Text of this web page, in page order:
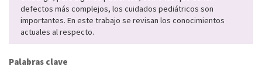
defectos más complejos, los cuidados pediátricos son
importantes. En este trabajo se revisan los conocimientos
actuales al respecto.
Palabras clave